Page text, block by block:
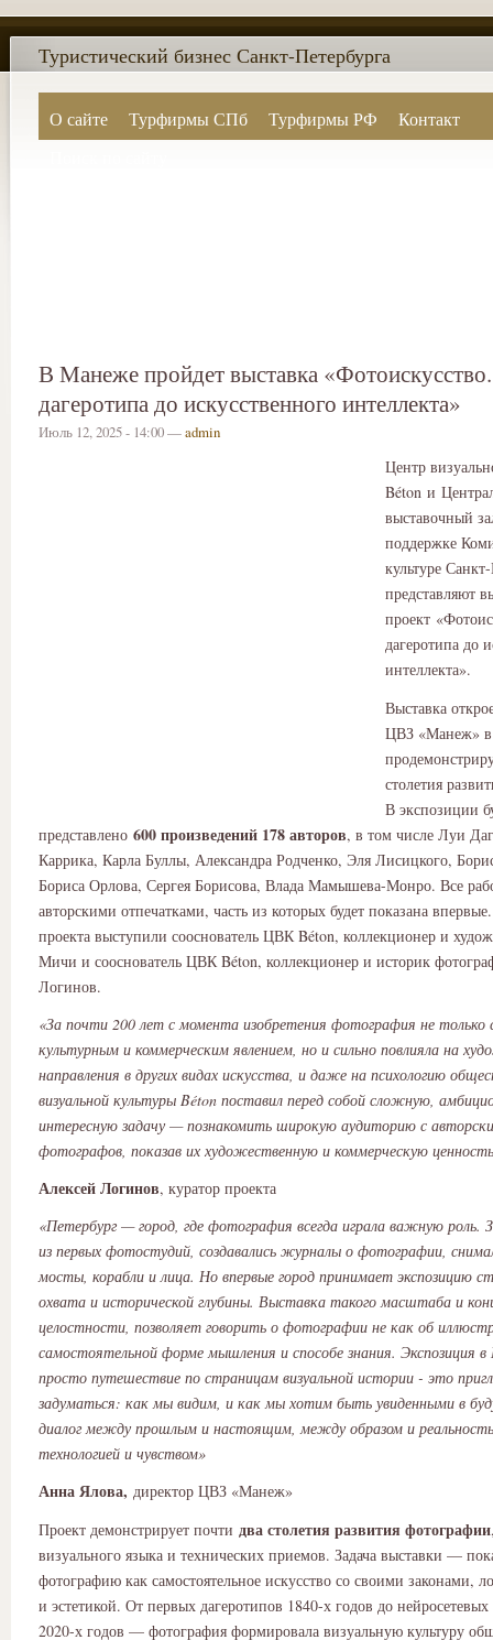
О сайте Турфирмы СПб Турфирмы РФ
Контакт
Туристический бизнес Санкт-Петербурга
В Манеже пройдет выставка
дагеротипа до искусственного интеллекта»
Июль 12, 2025 - 14:00 —admin
Центр
Béton и
выставочный
поддержке
культуре
представляют
проект
дагеротипа до
интеллекта».
Выставка
ЦВЗ «Манеж» в
столетия
В экспозиции
представлено 600 произведений 178 авторов, в том числе Луи
Каррика, Карла Буллы, Александра Родченко, Эля Лисицкого,
Бориса Орлова, Сергея Борисова, Влада Мамышева-Монро. Все
авторскими отпечатками, часть из которых будет показана
проекта выступили сооснователь ЦВК Béton, коллекционер и
Мичи и сооснователь ЦВК Béton, коллекционер и историк
Логинов.
«За почти 200 лет с момента изобретения фотография не
культурным и коммерческим явлением, но и сильно повлияла на
направления в других видах искусства, и даже на психологию
визуальной культуры Béton поставил перед собой сложную,
интересную задачу — познакомить широкую аудиторию с
фотографов, показав их художественную и коммерческую
Алексей Логинов, куратор проекта
«Петербург — город, где фотография всегда играла важную роль.
из первых фотостудий, создавались журналы о фотографии,
мосты, корабли и лица. Но впервые город принимает экспозицию
охвата и исторической глубины. Выставка такого масштаба и
целостности, позволяет говорить о фотографии не как об
самостоятельной форме мышления и способе знания. Экспозиция
просто путешествие по страницам визуальной истории - это
задуматься: как мы видим, и как мы хотим быть увиденными в
диалог между прошлым и настоящим, между образом и
технологией и чувством»
Анна Ялова, директор ЦВЗ «Манеж»
Проект демонстрирует почти два столетия развития фотографии
визуального языка и технических приемов. Задача выставки —
фотографию как самостоятельное искусство со своими законами,
и эстетикой. От первых дагеротипов 1840-х годов до
2020-х годов — фотография формировала визуальную культуру